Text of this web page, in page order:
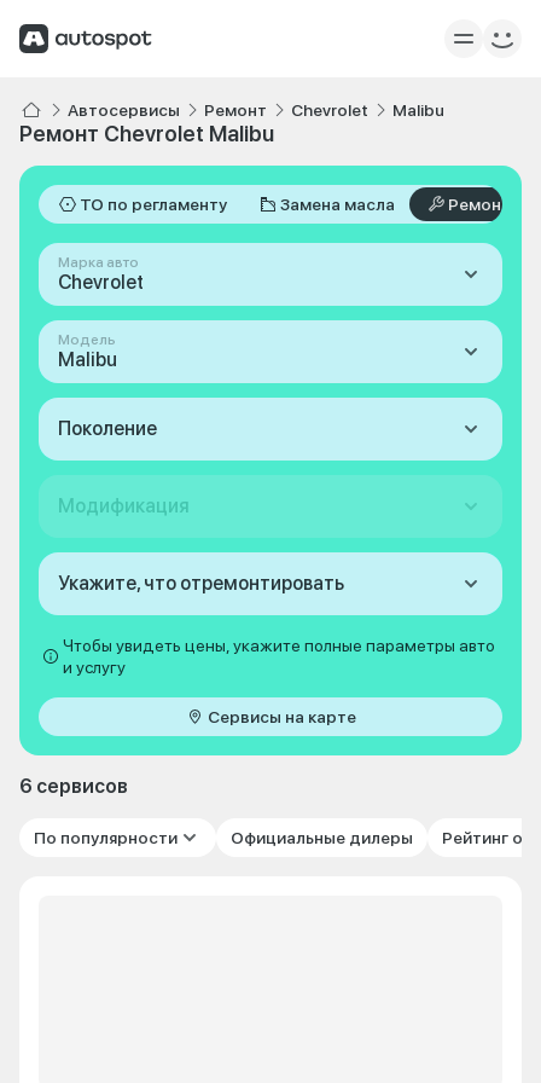
Автосервисы Ремонт Chevrolet Malibu
Ремонт Chevrolet Malibu
ТО по регламенту Замена масла Ремонт
Марка авто
Chevrolet
Модель
Malibu
Поколение
Модификация
Укажите, что отремонтировать
Чтобы увидеть цены, укажите полные параметры авто
и услугу
Сервисы на карте
6 сервисов
По популярности Официальные дилеры Рейтинг